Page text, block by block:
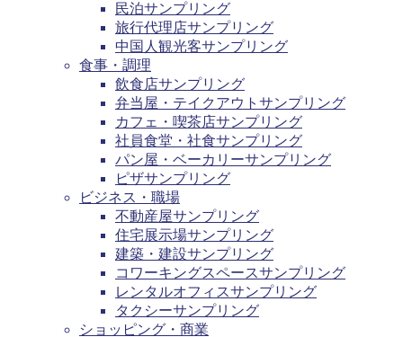
民泊サンプリング
旅行代理店サンプリング
中国人観光客サンプリング
食事・調理
飲食店サンプリング
弁当屋・テイクアウトサンプリング
カフェ・喫茶店サンプリング
社員食堂・社食サンプリング
パン屋・ベーカリーサンプリング
ピザサンプリング
ビジネス・職場
不動産屋サンプリング
住宅展示場サンプリング
建築・建設サンプリング
コワーキングスペースサンプリング
レンタルオフィスサンプリング
タクシーサンプリング
ショッピング・商業